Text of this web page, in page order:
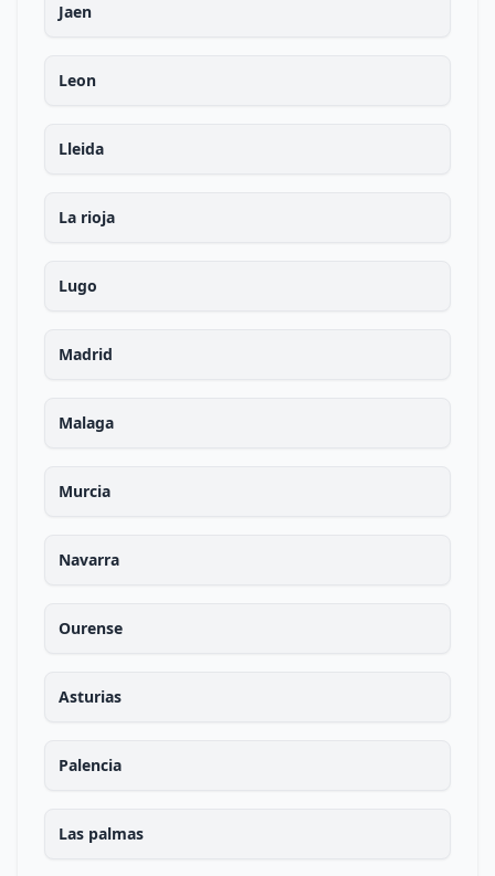
Jaen
Leon
Lleida
La rioja
Lugo
Madrid
Malaga
Murcia
Navarra
Ourense
Asturias
Palencia
Las palmas